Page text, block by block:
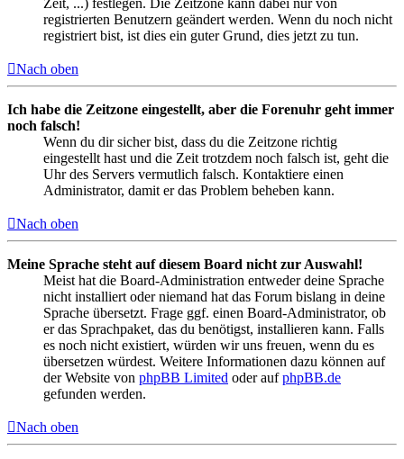
Zeit, ...) festlegen. Die Zeitzone kann dabei nur von
registrierten Benutzern geändert werden. Wenn du noch nicht
registriert bist, ist dies ein guter Grund, dies jetzt zu tun.
Nach oben
Ich habe die Zeitzone eingestellt, aber die Forenuhr geht immer
noch falsch!
Wenn du dir sicher bist, dass du die Zeitzone richtig
eingestellt hast und die Zeit trotzdem noch falsch ist, geht die
Uhr des Servers vermutlich falsch. Kontaktiere einen
Administrator, damit er das Problem beheben kann.
Nach oben
Meine Sprache steht auf diesem Board nicht zur Auswahl!
Meist hat die Board-Administration entweder deine Sprache
nicht installiert oder niemand hat das Forum bislang in deine
Sprache übersetzt. Frage ggf. einen Board-Administrator, ob
er das Sprachpaket, das du benötigst, installieren kann. Falls
es noch nicht existiert, würden wir uns freuen, wenn du es
übersetzen würdest. Weitere Informationen dazu können auf
der Website von phpBB Limited oder aufphpBB.de
gefunden werden.
Nach oben